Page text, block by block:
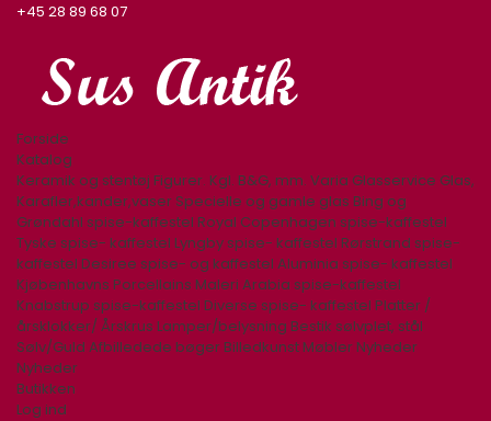
+45 28 89 68 07
Forside
Katalog
Keramik og stentøj Figurer. Kgl. B&G, mm. Varia Glasservice Glas,
Karafler,kander,vaser Specielle og gamle glas Bing og
Grøndahl spise-kaffestel Royal Copenhagen spise-kaffestel
Tyske spise- kaffestel Lyngby spise- kaffestel Rørstrand spise-
kaffestel Desiree spise- og kaffestel Aluminia spise- kaffestel
Kjøbenhavns Porcellains Maleri Arabia spise-kaffestel
Knabstrup spise-kaffestel Diverse spise- kaffestel Platter /
årsklokker/ Årskrus Lamper/belysning Bestik sølvplet, stål
Sølv/Guld Afbilledede bøger Billedkunst Møbler Nyheder
Nyheder
Butikken
Log ind